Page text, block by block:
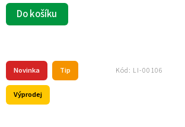
Do košíku
Novinka Tip
Výprodej
Kód: LI-00106